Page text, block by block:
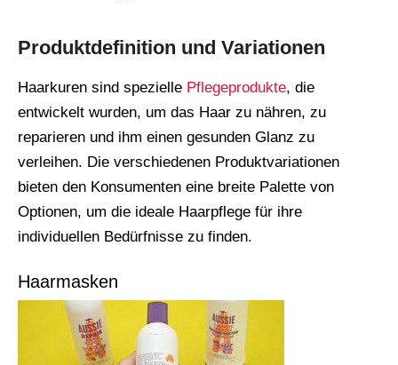
Produktdefinition und Variationen
Haarkuren sind spezielle Pflegeprodukte, die
entwickelt wurden, um das Haar zu nähren, zu
reparieren und ihm einen gesunden Glanz zu
verleihen. Die verschiedenen Produktvariationen
bieten den Konsumenten eine breite Palette von
Optionen, um die ideale Haarpflege für ihre
individuellen Bedürfnisse zu finden.
Haarmasken